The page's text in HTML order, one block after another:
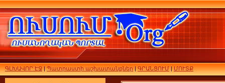
ԳԼԽԱՎՈՐ ԷՋ|Պատրաստի աշխատանքներ|ԳՐԱՆՑՈՒՄ|ՄՈՒՏՔ